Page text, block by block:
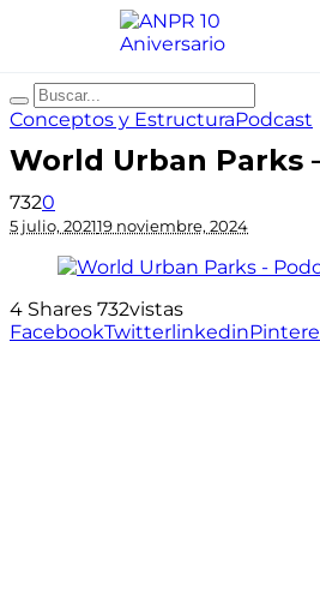
Conceptos y EstructuraPodcast
World Urban Parks
7320
5 julio, 202119 noviembre, 2024
4 Shares 732vistas
FacebookTwitterlinkedin